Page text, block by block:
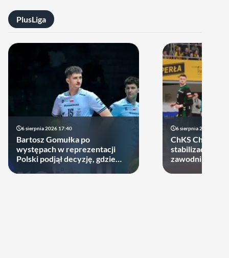
PlusLiga
6 sierpnia 2026 17:40
Bartosz Gomułka po
występach w reprezentacji
Polski podjął decyzję, gdzie
6 sierpnia 2026 10:14
ChKS Chełm
stabilizację.
zawodników